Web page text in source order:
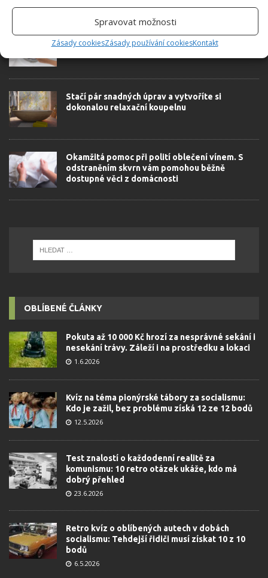
Spravovat možnosti
Zásady cookiesZásady používání cookiesKontakt
SOUVISEJÍCÍ ČLÁNKY
Aviváž není nutné používat jen při praní. Budete
překvapeni, kde všude dokáže pomoci
Stačí pár snadných úprav a vytvoříte si
dokonalou relaxační koupelnu
Okamžitá pomoc při polití oblečení vínem. S
odstraněním skvrn vám pomohou běžně
dostupné věci z domácnosti
OBLÍBENÉ ČLÁNKY
Pokuta až 10 000 Kč hrozí za nesprávné sekání i
nesekání trávy. Záleží i na prostředku a lokaci
1.6.2026
Kvíz na téma pionýrské tábory za socialismu:
Kdo je zažil, bez problému získá 12 ze 12 bodů
12.5.2026
Test znalostí o každodenní realitě za
komunismu: 10 retro otázek ukáže, kdo má
dobrý přehled
23.6.2026
Retro kvíz o oblíbených autech v dobách
socialismu: Tehdejší řidiči musí získat 10 z 10
bodů
6.5.2026